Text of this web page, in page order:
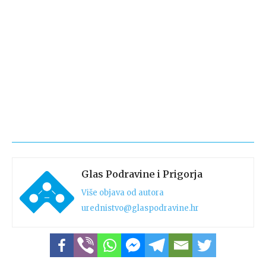
Glas Podravine i Prigorja
Više objava od autora
urednistvo@glaspodravine.hr